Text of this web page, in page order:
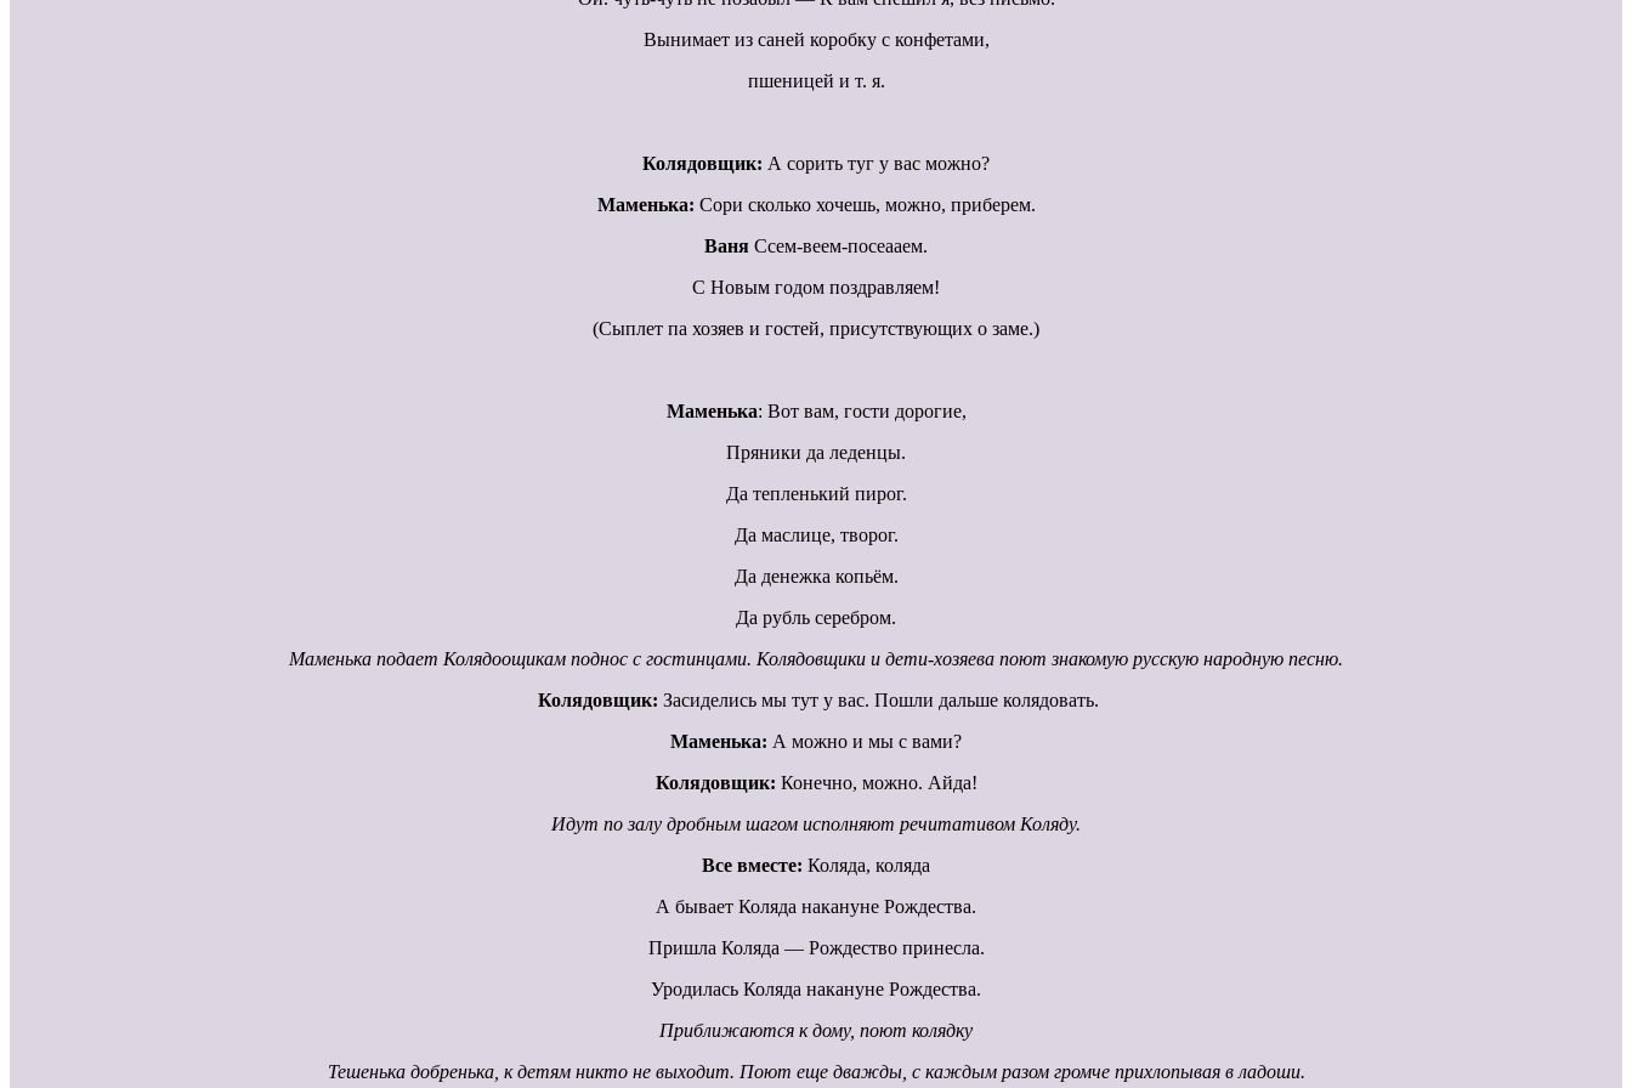
Вынимает из саней коробку с конфетами,
пшеницей и т. я.
Колядовщик: А сорить туг у вас можно?
Маменька: Сори сколько хочешь, можно, приберем.
Ваня Ссем-веем-посеааем.
С Новым годом поздравляем!
(Сыплет па хозяев и гостей, присутствующих о заме.)
Маменька: Вот вам, гости дорогие,
Пряники да леденцы.
Да тепленький пирог.
Да маслице, творог.
Да денежка копьём.
Да рубль серебром.
Маменька подает Колядоощикам поднос с гостинцами. Колядовщики и дети-хозяева поют знакомую русскую народную песню.
Колядовщик: Засиделись мы тут у вас. Пошли дальше колядовать.
Маменька: А можно и мы с вами?
Колядовщик: Конечно, можно. Айда!
Идут по залу дробным шагом исполняют речитативом Коляду.
Все вместе: Коляда, коляда
А бывает Коляда накануне Рождества.
Пришла Коляда — Рождество принесла.
Уродилась Коляда накануне Рождества.
Приближаются к дому, поют колядку
Тешенька добренька, к детям никто не выходит. Поют еще дважды, с каждым разом громче прихлопывая в ладоши.